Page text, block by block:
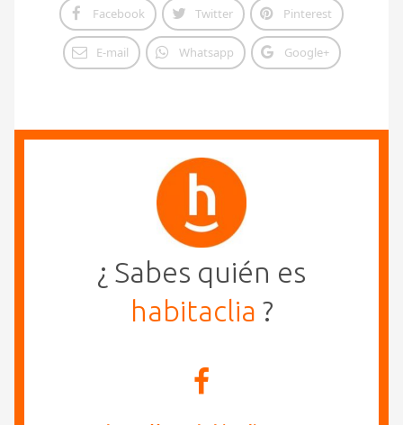
Facebook Twitter Pinterest
E-mail Whatsapp Google+
¿ Sabes quién es
habitaclia ?